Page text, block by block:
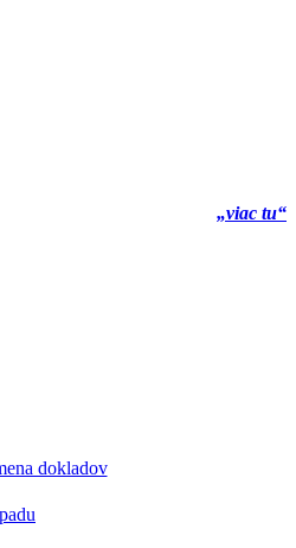
„viac tu“